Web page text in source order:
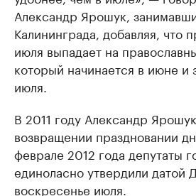
Александр Ярошук,
Калининграда, добавляя, что
июля выпадает на
который начинается в июне и
июля.
В 2011 году Александр
возвращении праздновании
феврале 2012 года депутаты
единоласно утвердили датой
воскресенье июля.